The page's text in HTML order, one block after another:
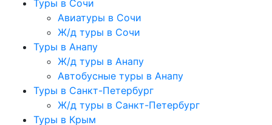
Туры в Сочи
Авиатуры в Сочи
Ж/д туры в Сочи
Туры в Анапу
Ж/д туры в Анапу
Автобусные туры в Анапу
Туры в Санкт-Петербург
Ж/д туры в Санкт-Петербург
Туры в Крым